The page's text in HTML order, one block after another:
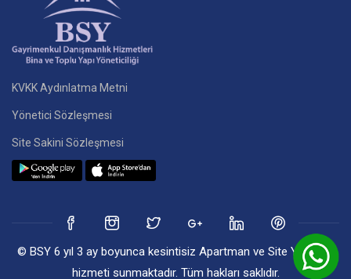
KVKK Aydınlatma Metni
Yönetici Sözleşmesi
Site Sakini Sözleşmesi
© BSY 6 yıl 3 ay boyunca kesintisiz Apartman ve Site Yönetim
hizmeti sunmaktadır. Tüm hakları saklıdır.